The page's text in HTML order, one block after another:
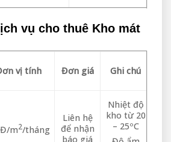
vụ cho thuê Kho mát
vị tính Đơn giá Ghi chú
m2/tháng
Liên hệ
để nhận
báo giá
Nhiệt độ
kho từ 20
– 25ºC